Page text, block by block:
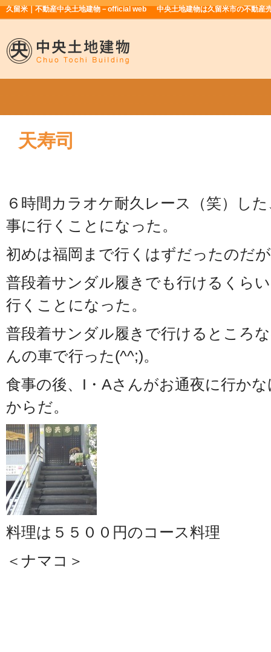
久留米｜不動産中央土地建物－official web 中央土地建物は久留米市の不動産
天寿司
６時間カラオケ耐久レース（笑）し
事に行くことになった。
初めは福岡まで行くはずだったのだ
普段着サンダル履きでも行けるくら
行くことになった。
普段着サンダル履きで行けるところ
んの車で行った(^^;)。
食事の後、I・Aさんがお通夜に行か
からだ。
料理は５５００円のコース料理
＜ナマコ＞